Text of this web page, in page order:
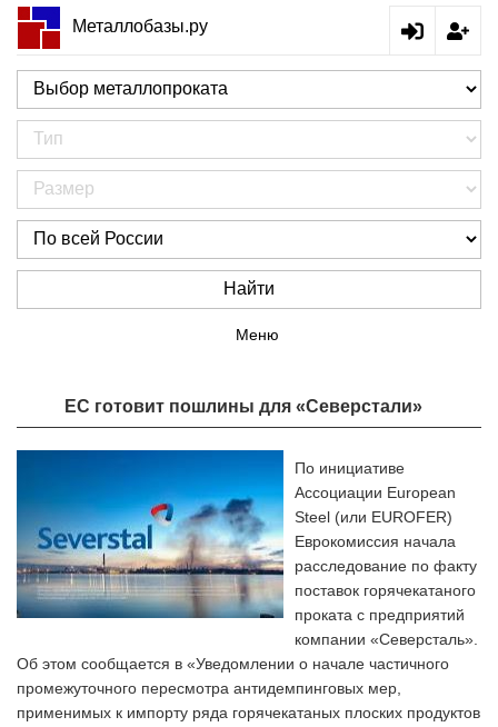
Металлобазы.ру
Найти
Меню
ЕС готовит пошлины для «Северстали»
По инициативе
Ассоциации European
Steel (или EUROFER)
Еврокомиссия начала
расследование по факту
поставок горячекатаного
проката с предприятий
компании «Северсталь».
Об этом сообщается в «Уведомлении о начале частичного
промежуточного пересмотра антидемпинговых мер,
применимых к импорту ряда горячекатаных плоских продуктов